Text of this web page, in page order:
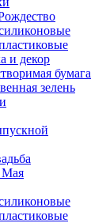
и декор
бумага
зелень
Мая